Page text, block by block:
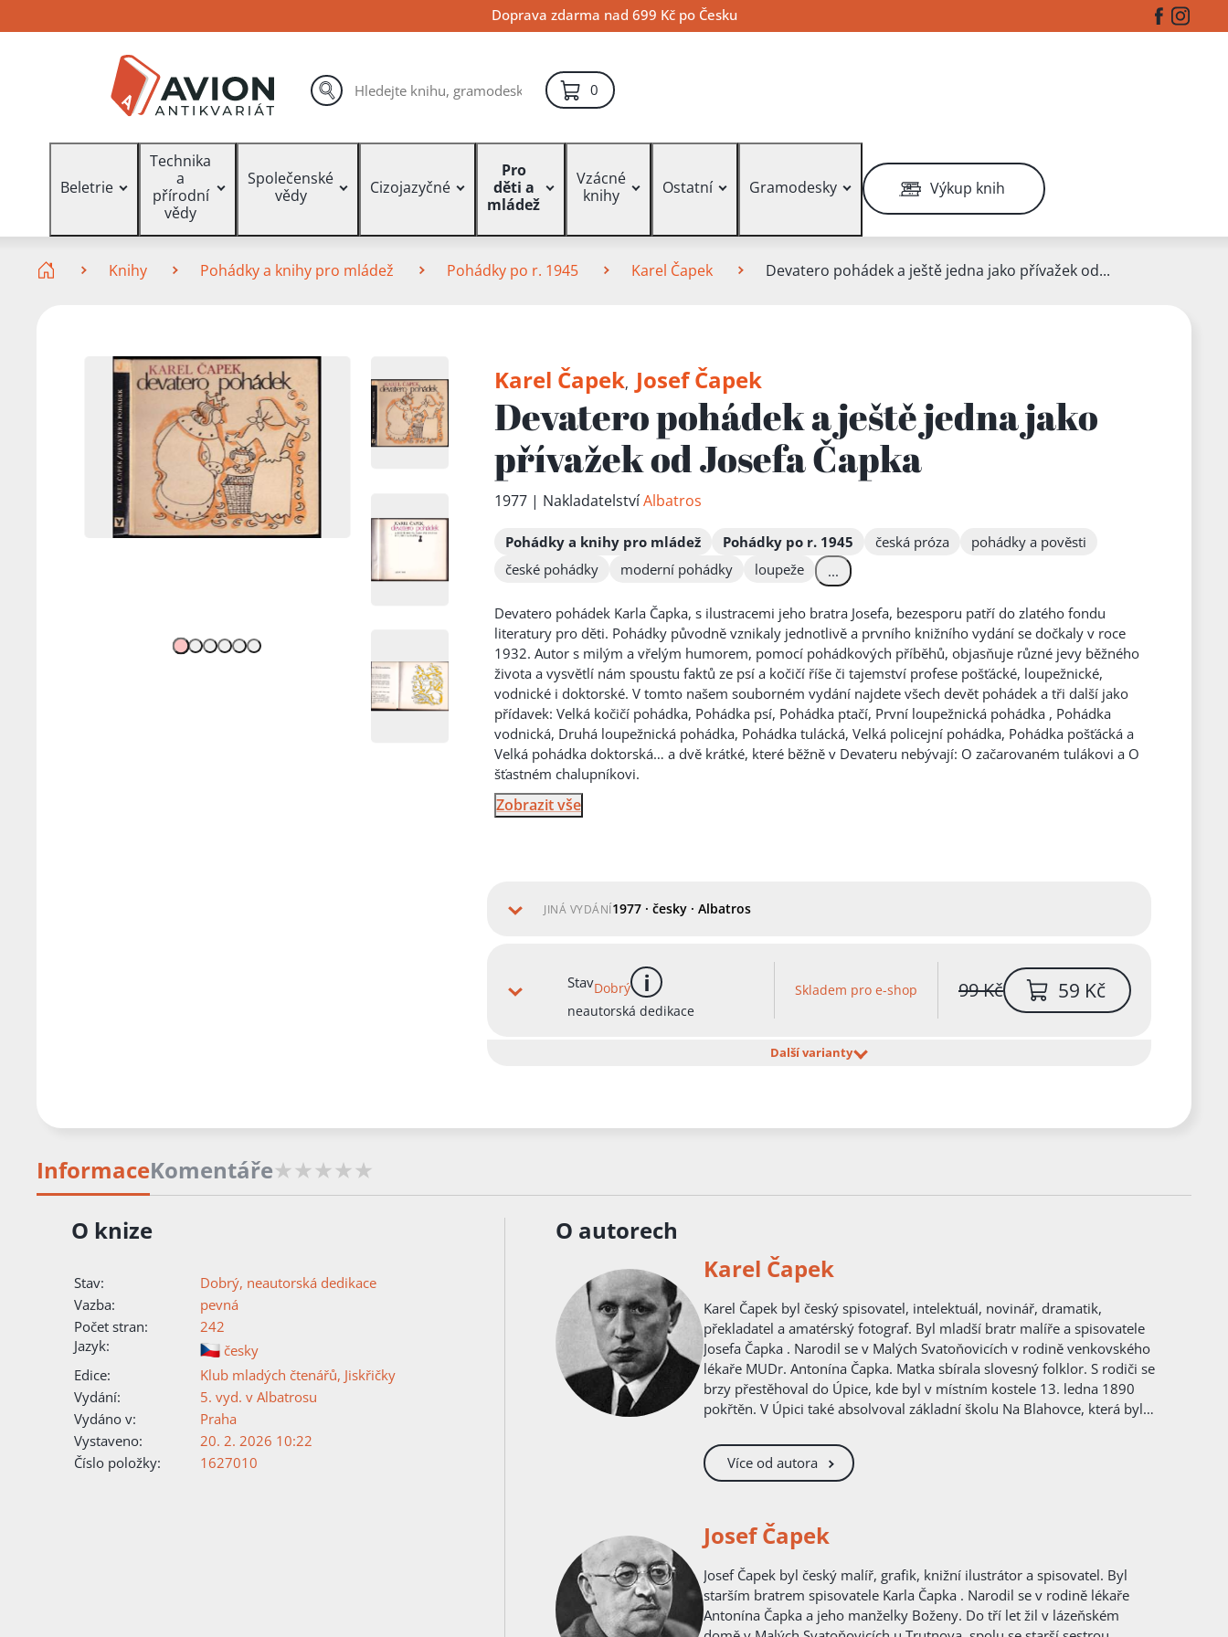
na
na
na
Doprava zdarma nad 699 Kč po Česku Facebook
Vyhledávání hledat
0položek – košík
Beletrie
Technika
a
přírodní
vědy
Společenské
vědy
Cizojazyčné
Pro
děti a
mládež
Vzácné
knihy
Ostatní Gramodesky Výkup knih
Knihy Pohádky a knihy pro mládež Pohádky po r. 1945 Karel Čapek Devatero pohádek a ještě jedna jako přívažek od...
Karel Čapek, Josef Čapek
Devatero pohádek a ještě jedna jako
přívažek od Josefa Čapka
1977 | NakladatelstvíAlbatros
Pohádky a knihy pro mládež Pohádky po r. 1945 česká próza
pohádky a pověsti
české pohádky
moderní pohádky loupeže ...
Devatero pohádek Karla Čapka, s ilustracemi jeho bratra Josefa, bezesporu patří do zlatého fondu
literatury pro děti. Pohádky původně vznikaly jednotlivě a prvního knižního vydání se dočkaly v roce
1932. Autor s milým a vřelým humorem, pomocí pohádkových příběhů, objasňuje různé jevy běžného
života a vysvětlí nám spoustu faktů ze psí a kočičí říše či tajemství profese pošťácké, loupežnické,
vodnické i doktorské. V tomto našem souborném vydání najdete všech devět pohádek a tři další jako
přídavek: Velká kočičí pohádka, Pohádka psí, Pohádka ptačí, První loupežnická pohádka , Pohádka
vodnická, Druhá loupežnická pohádka, Pohádka tulácká, Velká policejní pohádka, Pohádka pošťácká a
Velká pohádka doktorská… a dvě krátké, které běžně v Devateru nebývají: O začarovaném tulákovi a O
šťastném chalupníkovi.
Zobrazit vše
JINÁ VYDÁNÍ1977 · česky · Albatros
StavDobrý více informací
neautorská dedikace
Skladem pro e-shop 99 Kč 59 Kč
Další varianty
InformaceKomentáře
O knize
Stav:
Dobrý, neautorská dedikace
Vazba:
pevná
Počet stran:
242
Jazyk:
česky
Edice:
Klub mladých čtenářů, Jiskřičky
Vydání:
5. vyd. v Albatrosu
Vydáno v:
Praha
Vystaveno:
20. 2. 2026 10:22
Číslo položky:
1627010
O autorech
Karel Čapek
Karel Čapek byl český spisovatel, intelektuál, novinář, dramatik,
překladatel a amatérský fotograf. Byl mladší bratr malíře a spisovatele
Josefa Čapka . Narodil se v Malých Svatoňovicích v rodině venkovského
lékaře MUDr. Antonína Čapka. Matka sbírala slovesný folklor. S rodiči se
brzy přestěhoval do Úpice, kde byl v místním kostele 13. ledna 1890
pokřtěn. V Úpici také absolvoval základní školu Na Blahovce, která byla
Čapků. Poté studoval na gymnáziu v Hradci Králové, odkud musel po
odhalení jím organizovaného protirakouského spolku přestoupit na
byl Karel Čapek na studijním pobytu v Paříži a v Berlíně. Karel Čapek
trpěl od svých 21 let Bechtěrevovou nemocí, což je chronické zánětlivé
onemocnění především páteřních obratlů. Pro svou nemoc nebyl
odveden do rakouské armády a nemusel proto bojovat v první světové
válce, přesto byl touto válkou a jejími následky velmi ovlivněn. Po
ukončení studia krátce působil jako vychovatel v šlechtické rodině;
Více od autora
Josef Čapek
Josef Čapek byl český malíř, grafik, knižní ilustrátor a spisovatel. Byl
starším bratrem spisovatele Karla Čapka . Narodil se v rodině lékaře
Antonína Čapka a jeho manželky Boženy. Do tří let žil v lázeňském